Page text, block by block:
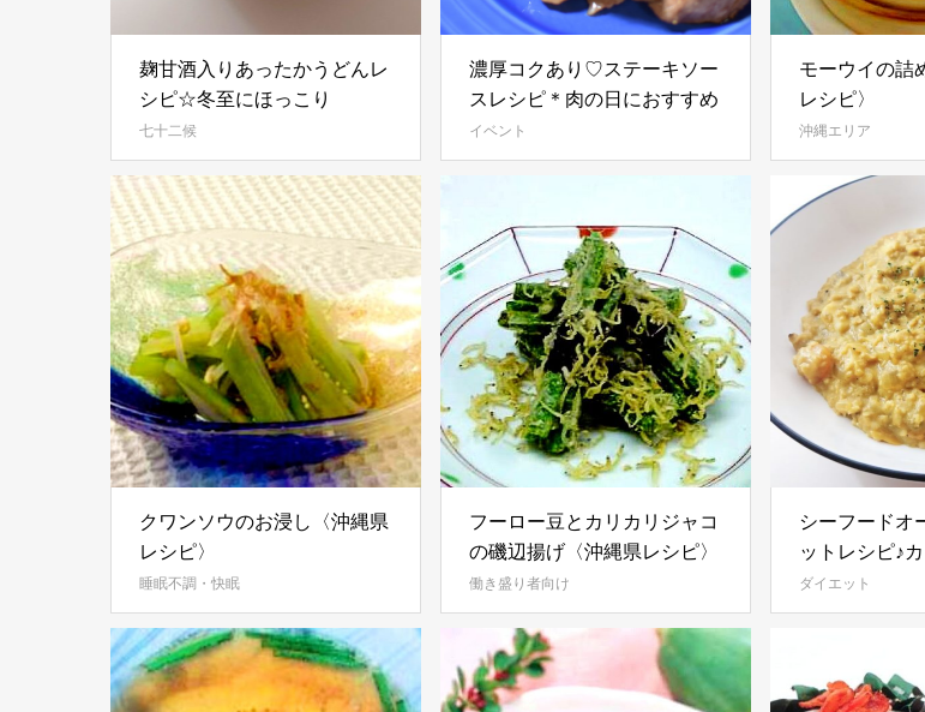
麹甘酒入りあったかうどんレ
シピ☆冬至にほっこり
七十二候
濃厚コクあり♡ステーキソー
スレシピ＊肉の日におすすめ
イベント
モーウイの詰
レシピ〉
沖縄エリア
クワンソウのお浸し〈沖縄県
レシピ〉
睡眠不調・快眠
フーロー豆とカリカリジャコ
の磯辺揚げ〈沖縄県レシピ〉
働き盛り者向け
シーフードオ
ットレシピ♪
ダイエット